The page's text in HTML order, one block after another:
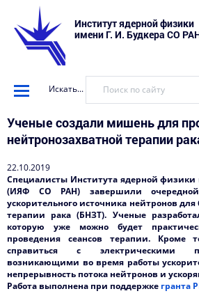
Институт ядерной физики
имени Г. И. Будкера СО
Искать...
Ученые создали мишень для
нейтронозахватной терапии
22.10.2019
Специалисты Института ядерной
(ИЯФ СО РАН) завершили
ускорительного источника нейтронов
терапии рака (БНЗТ). Ученые
которую уже можно будет
проведения сеансов терапии. Кроме
справиться с электрическими
возникающими во время работы
непрерывность потока нейтронов и
Работа выполнена при поддержке гранта